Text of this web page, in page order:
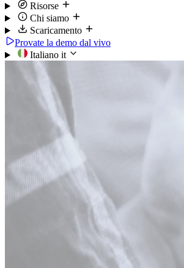
Risorse
Chi siamo
Scaricamento
Provate la demo dal vivo
Italiano it